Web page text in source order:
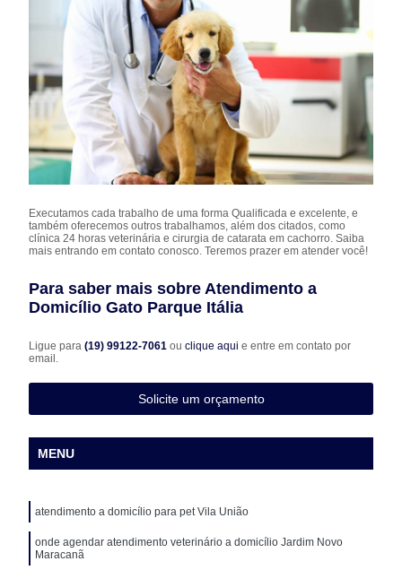
Executamos cada trabalho de uma forma Qualificada e excelente, e
também oferecemos outros trabalhamos, além dos citados, como
clínica 24 horas veterinária e cirurgia de catarata em cachorro. Saiba
mais entrando em contato conosco. Teremos prazer em atender você!
Para saber mais sobre Atendimento a
Domicílio Gato Parque Itália
Ligue para(19) 99122-7061ouclique aqui e entre em contato por
email.
Solicite um orçamento
MENU
atendimento a domicílio para pet Vila União
onde agendar atendimento veterinário a domicílio Jardim Novo
Maracanã